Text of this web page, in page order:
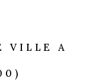
VILLE A